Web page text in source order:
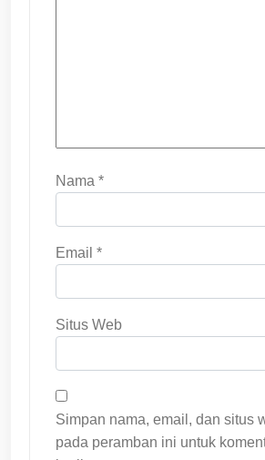
Nama *
Email *
Situs Web
Simpan nama, email, dan situs
pada peramban ini untuk